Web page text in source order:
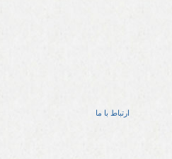
ارتباط با ما